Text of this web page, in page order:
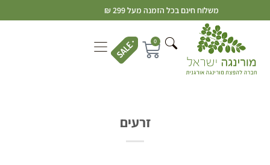
משלוח חינם בכל הזמנה מעל 299 ₪
0
זרעים